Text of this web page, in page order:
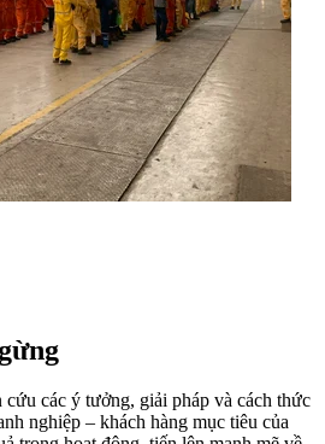
các ý tưởng, giải pháp và cách thức
nghiệp – khách hàng mục tiêu của